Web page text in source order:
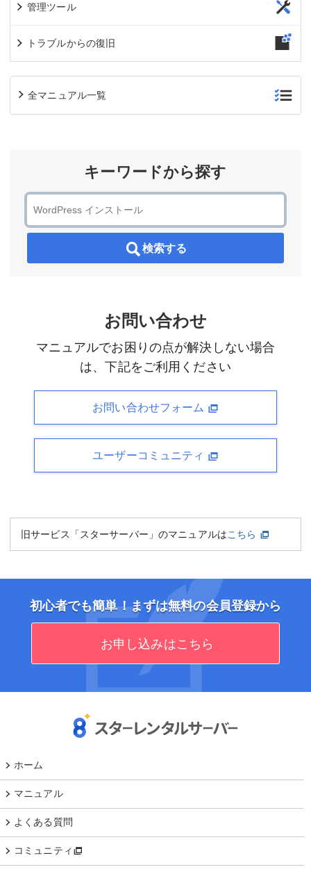
管理ツール
トラブルからの復旧
全マニュアル一覧
キーワードから探す
検索する
お問い合わせ
マニュアルでお困りの点が解決しない場合
は、下記をご利用ください
お問い合わせフォーム
ユーザーコミュニティ
旧サービス「スターサーバー」のマニュアルはこちら
初心者でも簡単！まずは無料の会員登録から
お申し込みはこちら
ホーム
マニュアル
よくある質問
コミュニティ